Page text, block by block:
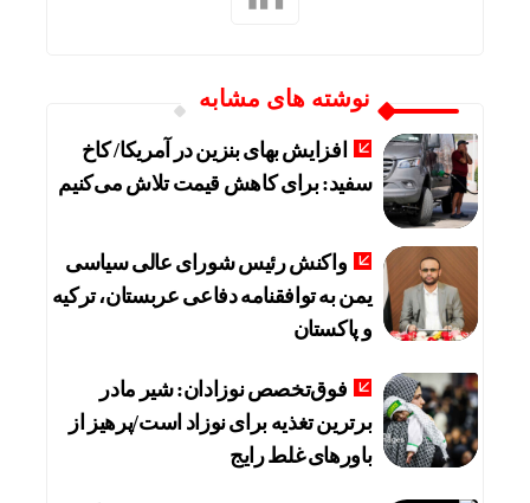
نوشته های مشابه
افزایش بهای بنزین در آمریکا/ کاخ
سفید: برای کاهش قیمت تلاش می‌کنیم
واکنش رئیس شورای عالی سیاسی
یمن به توافقنامه دفاعی عربستان، ترکیه
و پاکستان
فوق‌تخصص نوزادان: شیر مادر
برترین تغذیه برای نوزاد است/پرهیز از
باورهای غلط رایج